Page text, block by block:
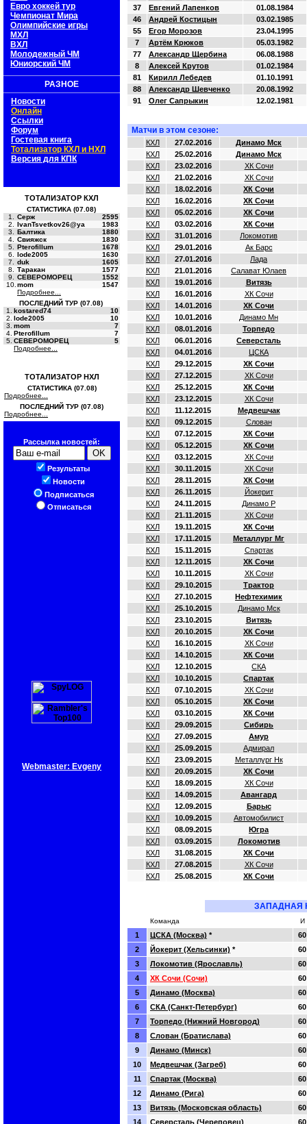
Евро хоккей тур
Чемпионат Мира
Олимпийские игры
МХЛ
ВХЛ
Молодежный ЧМ
Юниорский ЧМ
РАЗНОЕ
Новости
Онлайн
Ссылки
Форум
Гостевая книга
Тотализатор КХЛ и НХЛ
Версия для КПК
ТОТАЛИЗАТОР КХЛ
СТАТИСТИКА (07.08)
1.
Серж
2595
2.
IvanTsvetkov26@ya
1983
3.
Балтика
1880
4.
Свияжск
1830
5.
Pterofillum
1678
6.
lode2005
1630
7.
duk
1605
8.
Таракан
1577
9.
СЕВЕРОМОРЕЦ
1552
10. mom
1547
Подробнее...
ПОСЛЕДНИЙ ТУР (07.08)
1.
kostared74
10
2. lode2005
10
3. mom
7
4. Pterofillum
7
5. СЕВЕРОМОРЕЦ
5
Подробнее...
ТОТАЛИЗАТОР НХЛ
СТАТИСТИКА (07.08)
Подробнее...
ПОСЛЕДНИЙ ТУР (07.08)
Подробнее...
Рассылка новостей:
Результаты
Новости
Подписаться
Отписаться
Webmaster: Evgeny
37
Евгений Лапенков
01.08.1984
46
Андрей Костицын
03.02.1985
55
Егор Морозов
23.04.1995
7
Артём Крюков
05.03.1982
77
Александр Щербина
06.08.1988
8
Алексей Крутов
01.02.1984
81
Кирилл Лебедев
01.10.1991
88
Александр Шевченко
20.08.1992
91
Олег Сапрыкин 12.02.1981
Матчи в этом сезоне:
КХЛ 27.02.2016
Динамо Мск
КХЛ
25.02.2016
Динамо Мск
КХЛ
23.02.2016
ХК Сочи
КХЛ
21.02.2016
ХК Сочи
КХЛ
18.02.2016
ХК Сочи
КХЛ
16.02.2016
ХК Сочи
КХЛ
05.02.2016
ХК Сочи
КХЛ
03.02.2016
ХК Сочи
КХЛ
31.01.2016
Локомотив
КХЛ
29.01.2016
Ак Барс
КХЛ
27.01.2016
Лада
КХЛ
21.01.2016
Салават Юлаев
КХЛ
19.01.2016
Витязь
КХЛ
16.01.2016
ХК Сочи
КХЛ
14.01.2016
ХК Сочи
КХЛ
10.01.2016
Динамо Мн
КХЛ
08.01.2016
Торпедо
КХЛ
06.01.2016
Северсталь
КХЛ
04.01.2016
ЦСКА
КХЛ
29.12.2015
ХК Сочи
КХЛ
27.12.2015
ХК Сочи
КХЛ
25.12.2015
ХК Сочи
КХЛ
23.12.2015
ХК Сочи
КХЛ
11.12.2015
Медвешчак
КХЛ
09.12.2015
Слован
КХЛ
07.12.2015
ХК Сочи
КХЛ
05.12.2015
ХК Сочи
КХЛ
03.12.2015
ХК Сочи
КХЛ
30.11.2015
ХК Сочи
КХЛ
28.11.2015
ХК Сочи
КХЛ
26.11.2015
Йокерит
КХЛ
24.11.2015
Динамо Р
КХЛ
21.11.2015
ХК Сочи
КХЛ
19.11.2015
ХК Сочи
КХЛ
17.11.2015
Металлург Мг
КХЛ
15.11.2015
Спартак
КХЛ
12.11.2015
ХК Сочи
КХЛ
10.11.2015
ХК Сочи
КХЛ
29.10.2015
Трактор
КХЛ
27.10.2015
Нефтехимик
КХЛ
25.10.2015
Динамо Мск
КХЛ
23.10.2015
Витязь
КХЛ
20.10.2015
ХК Сочи
КХЛ
16.10.2015
ХК Сочи
КХЛ
14.10.2015
ХК Сочи
КХЛ
12.10.2015
СКА
КХЛ
10.10.2015
Спартак
КХЛ
07.10.2015
ХК Сочи
КХЛ
05.10.2015
ХК Сочи
КХЛ
03.10.2015
ХК Сочи
КХЛ
29.09.2015
Сибирь
КХЛ
27.09.2015
Амур
КХЛ
25.09.2015
Адмирал
КХЛ
23.09.2015
Металлург Нк
КХЛ
20.09.2015
ХК Сочи
КХЛ
18.09.2015
ХК Сочи
КХЛ
14.09.2015
Авангард
КХЛ
12.09.2015
Барыс
КХЛ
10.09.2015
Автомобилист
КХЛ
08.09.2015
Югра
КХЛ
03.09.2015
Локомотив
КХЛ
31.08.2015
ХК Сочи
КХЛ
27.08.2015
ХК Сочи
КХЛ
25.08.2015 ХК Сочи
ЗАПАДНАЯ
Команда И
1 ЦСКА (Москва) *
60
2
Йокерит (Хельсинки) *
60
3
Локомотив (Ярославль)
60
4
ХК Сочи (Сочи)
60
5
Динамо (Москва)
60
6
СКА (Санкт-Петербург)
60
7
Торпедо (Нижний Новгород)
60
8
Слован (Братислава)
60
9
Динамо (Минск)
60
10
Медвешчак (Загреб)
60
11
Спартак (Москва)
60
12
Динамо (Рига)
60
13
Витязь (Московская область)
60
14
Северсталь (Череповец) 60